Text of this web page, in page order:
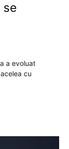
se
a evoluat
cu